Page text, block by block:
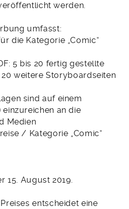
werden.
umfasst:
die Kategorie „Comic“
5 bis 20 fertig gestellte
weitere Storyboardseiten
sind auf einem
einzureichen an die
Medien
/ Kategorie „Comic“
15. August 2019.
entscheidet eine